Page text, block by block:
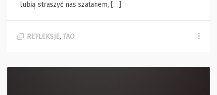
lubią straszyć nas szatanem, […]
REFLEKSJE, TAO